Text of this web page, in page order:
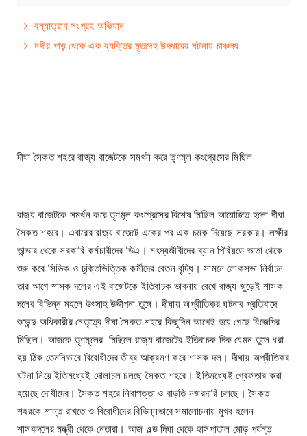
বন্যাত্রাণ সংগ্রহ অভিযান
নদীর পাড় থেকে এক ব্যক্তির মৃতদেহ উদ্ধারের ঘটনায় চাঞ্চল্য
দীঘা সৈকত শহরে রাজ্য বাজেটকে সমর্থন করে তৃণমূল কংগ্রেসের মিছিল
রাজ্য বাজেটকে সমর্থন করে তৃণমূল কংগ্রেসের বিশেষ মিছিল আয়োজিত হলো দীঘা
সৈকত শহরে। এবারের রাজ্য বাজেটে একের পর এক চমক দিয়েছে সরকার। লক্ষীর
ভান্ডার থেকে সরকারি কর্মচারীদের ডিএ। মৎস্যজীবীদের ব্যান পিরিয়ডে ভাতা থেকে
শুরু করে সিভিক ও চুক্তিভিত্তিক কর্মীদের বেতন বৃদ্ধি। সামনে লোকসভা নির্বাচন
তার আগে শাসক দলের এই বাজেটকে ইতিবাচক ভাবনায় রেখে রাজ্য জুড়েই শাসক
দলের বিভিন্ন মহলে উৎসাহ উদ্দীপনা তুঙ্গে। দীঘায় অপ্রীতিকর ঘটনার প্রতিবাদে
শুভেন্দু অধিকারীর নেতৃত্বে দীঘা সৈকত শহরে কিছুদিন আগেই হয়ে গেছে বিজেপির
মিছিল। আজকে তৃণমূলের মিছিলে রাজ্য বাজেটের ইতিবাচক দিক যেমন তুলে ধরা
হয় ঠিক তেমনিভাবে বিরোধীদের তীব্র আক্রমণ করে শাসক দল। দীঘায় অপ্রীতিকর
ঘটনা নিয়ে ইতিমধ্যেই দোলাচল চলছে সৈকত শহরে। ইতিমধ্যেই গ্রেফতার করা
হয়েছে দোষীদের। সৈকত শহরে নিরাপত্তা ও বাড়তি নজরদারি চলছে। সৈকত
শহরকে শান্ত রাখতে ও বিরোধীদের বিভিন্নভাবে সমালোচনায় মুখর হলেন
শাসকদলের মন্ত্রী থেকে নেতারা। আজ ওল্ড দিঘা থেকে হাসপাতাল মোড় পর্যন্ত